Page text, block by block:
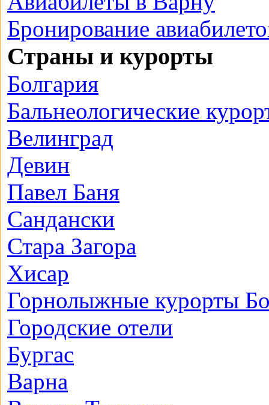
Бронирование
Страны и курорты
Болгария
Бальнеологические
Велинград
Девин
Павел Баня
Сандански
Стара Загора
Хисар
Горнолыжные курорты
Городские отели
Бургас
Варна